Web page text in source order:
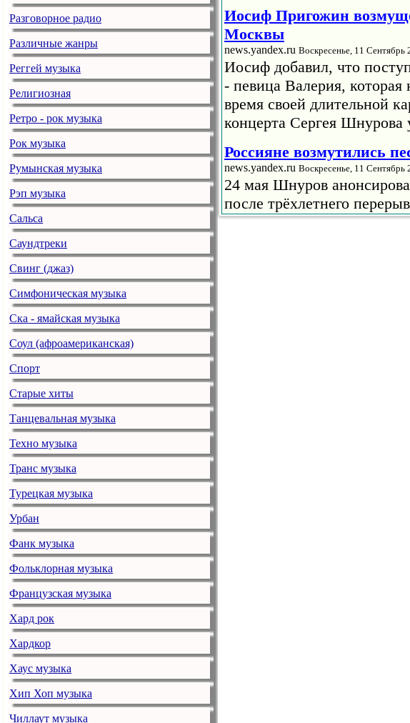
Разговорное радио
Различные жанры
Реггей музыка
Религиозная
Ретро - рок музыка
Рок музыка
Румынская музыка
Рэп музыка
Сальса
Саундтреки
Свинг (джаз)
Симфоническая музыка
Ска - ямайская музыка
Соул (афроамериканская)
Спорт
Старые хиты
Танцевальная музыка
Техно музыка
Транс музыка
Турецкая музыка
Урбан
Фанк музыка
Фольклорная музыка
Французская музыка
Хард рок
Хардкор
Хаус музыка
Хип Хоп музыка
Чиллаут музыка
Иосиф Пригожин
Москвы
news.yandex.ru Воскресенье, 11 Сентябрь
Иосиф добавил, что
- певица Валерия,
время своей длительной
концерта Сергея
Россияне возмутились
news.yandex.ru Воскресенье, 11 Сентябрь
24 мая Шнуров
после трёхлетнего
концерт в «Лужниках».